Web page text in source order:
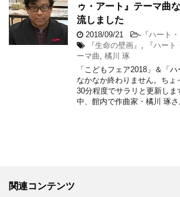
ゥ・アート』テーマ曲
流しました
2018/09/21 - 『ハート
『生命の壁画』
『ハー
ーマ曲 橘川 琢
「こどもフェア2018」＆「
なかなか終わりません。ちょ
30分程度でサラリと更新し
中、館内で作曲家・橘川 琢
関連コンテンツ